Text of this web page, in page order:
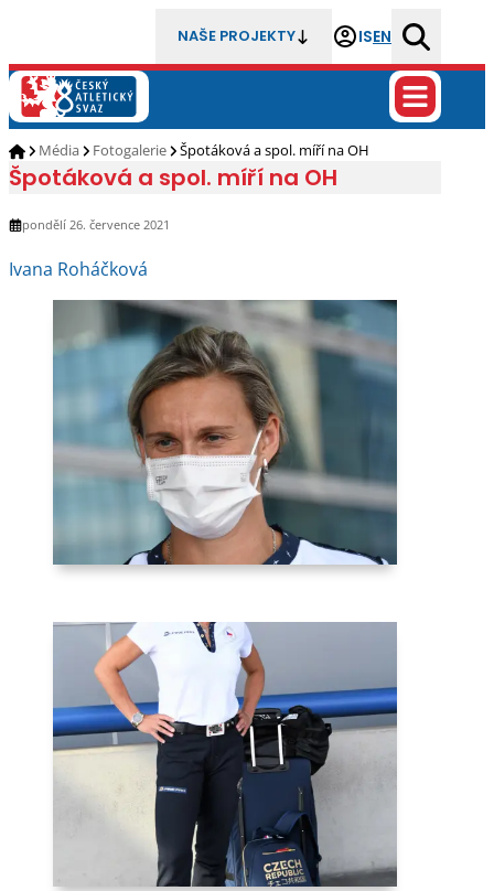
NAŠE PROJEKTY ISEN
Média Fotogalerie Špotáková a spol. míří na OH
Špotáková a spol. míří na OH
pondělí 26. července 2021
Ivana Roháčková